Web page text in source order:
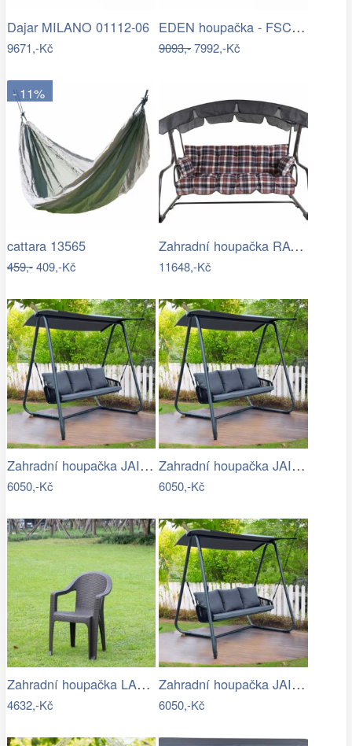
Dajar MILANO 01112-06
9671,-Kč
EDEN houpačka - FSC ROJAPLAST
9093,-7992,-Kč
- 11%
cattara 13565
459,-409,-Kč
Zahradní houpačka RAVENNA
11648,-Kč
Zahradní houpačka JAIRA Tempo Kondela
6050,-Kč
Zahradní houpačka JAIRA Tempo Kondela
6050,-Kč
Zahradní houpačka LAMIA Tempo Kondela
4632,-Kč
Zahradní houpačka JAIRA Tempo Kondela
6050,-Kč